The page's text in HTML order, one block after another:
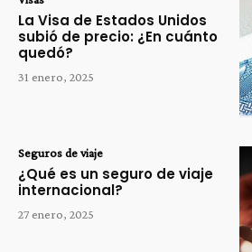
La Visa de Estados Unidos
subió de precio: ¿En cuánto
quedó?
31 enero, 2025
Seguros de viaje
¿Qué es un seguro de viaje
internacional?
27 enero, 2025